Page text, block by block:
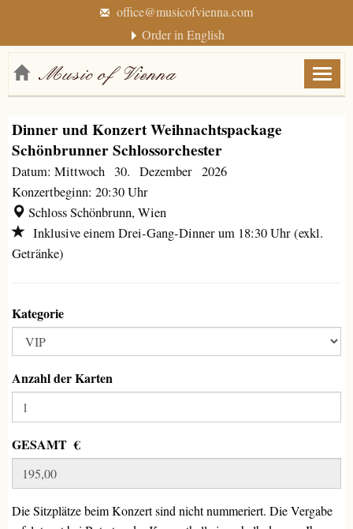
office@musicofvienna.com
Order in English
Menü
Dinner und Konzert Weihnachtspackage
Schönbrunner Schlossorchester
Datum: Mittwoch 30. Dezember 2026
Konzertbeginn: 20:30 Uhr
Schloss Schönbrunn, Wien
Inklusive einem Drei-Gang-Dinner um 18:30 Uhr (exkl.
Getränke)
Kategorie
Anzahl der Karten
GESAMT €
Die Sitzplätze beim Konzert sind nicht nummeriert. Die Vergabe